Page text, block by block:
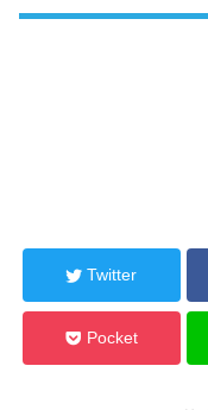
Twitter
Pocket